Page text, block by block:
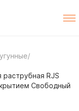
/
раструбная RJS
Свободный